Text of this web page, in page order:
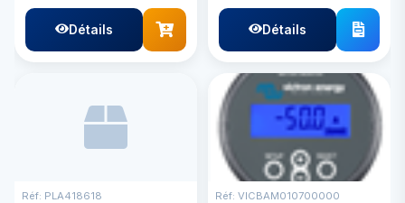
Détails Détails
Réf: PLA418618 Réf: VICBAM010700000